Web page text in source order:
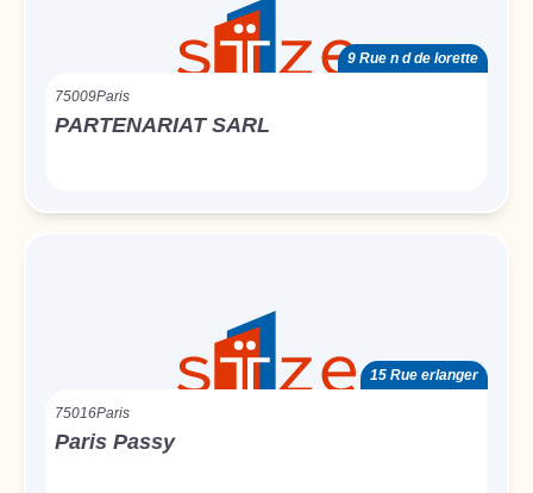
9 Rue n d de lorette
75009Paris
PARTENARIAT SARL
15 Rue erlanger
75016Paris
Paris Passy